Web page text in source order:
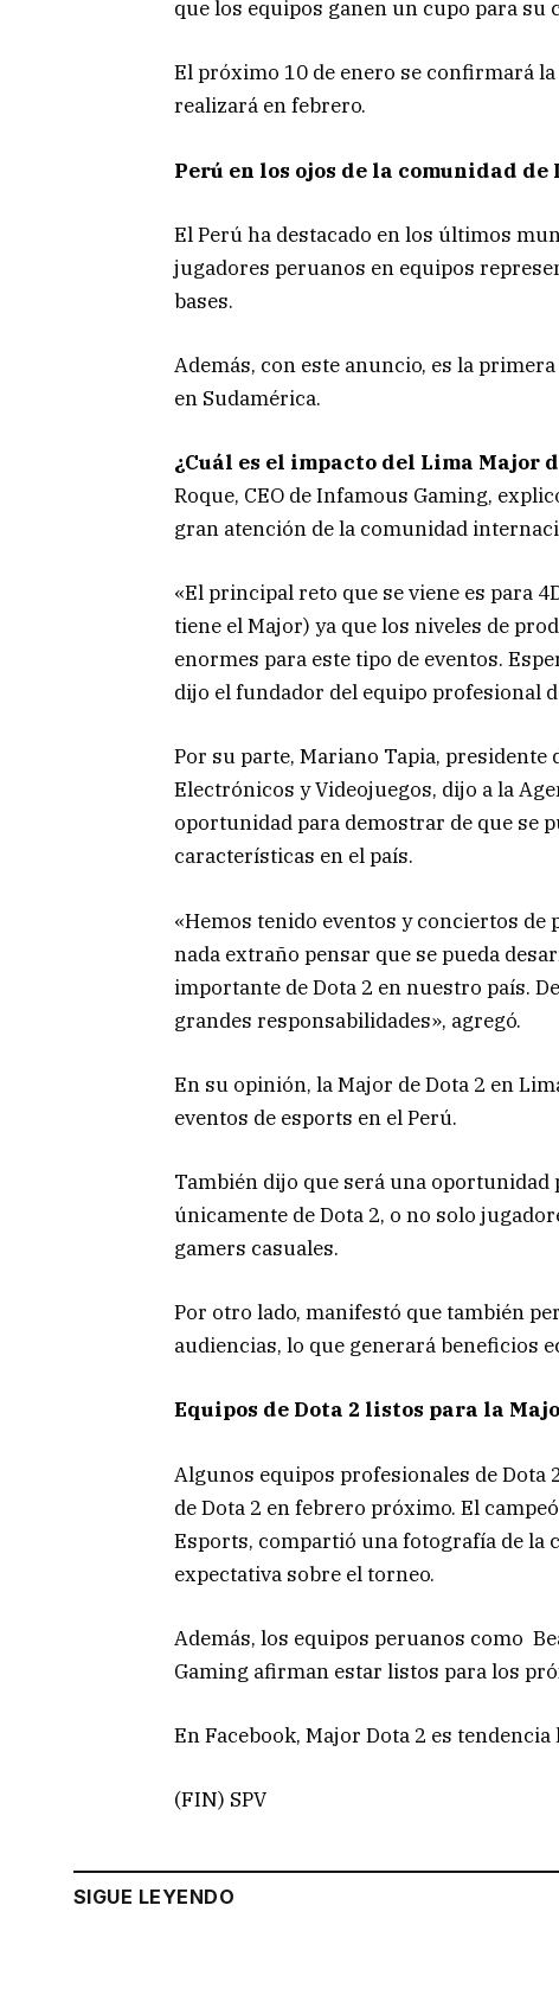
que los equipos ganen un cupo para su
El próximo 10 de enero se confirmará
realizará en febrero.
Perú en los ojos de la comunidad de
El Perú ha destacado en los últimos
jugadores peruanos en equipos
bases.
Además, con este anuncio, es la
en Sudamérica.
¿Cuál es el impacto del Lima Major
Roque, CEO de Infamous Gaming,
gran atención de la comunidad
«El principal reto que se viene es para
tiene el Major) ya que los niveles de
enormes para este tipo de eventos.
dijo el fundador del equipo profesional
Por su parte, Mariano Tapia, presidente
Electrónicos y Videojuegos, dijo a la
oportunidad para demostrar de que se
características en el país.
«Hemos tenido eventos y conciertos
nada extraño pensar que se pueda
importante de Dota 2 en nuestro país.
grandes responsabilidades», agregó.
En su opinión, la Major de Dota 2 en
eventos de esports en el Perú.
También dijo que será una
únicamente de Dota 2, o no solo
gamers casuales.
Por otro lado, manifestó que también
audiencias, lo que generará beneficios
Equipos de Dota 2 listos para la
Algunos equipos profesionales de
de Dota 2 en febrero próximo. El
Esports, compartió una fotografía de la
expectativa sobre el torneo.
Además, los equipos peruanos como
Gaming afirman estar listos para los
En Facebook, Major Dota 2 es
(FIN) SPV
SIGUE LEYENDO